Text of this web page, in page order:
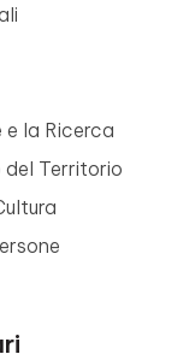
e la Ricerca
del Territorio